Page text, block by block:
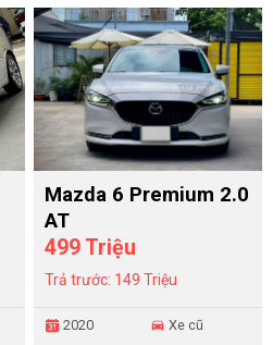
Mazda 6 Premium 2.0
AT
499 Triệu
Trả trước: 149 Triệu
2020 Xe cũ